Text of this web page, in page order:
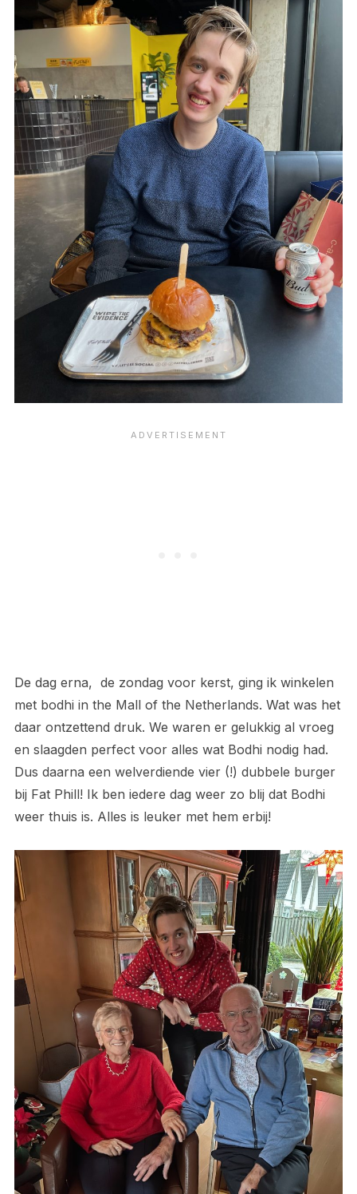
De dag erna, de zondag voor kerst, ging ik winkelen
met bodhi in the Mall of the Netherlands. Wat was het
daar ontzettend druk. We waren er gelukkig al vroeg
en slaagden perfect voor alles wat Bodhi nodig had.
Dus daarna een welverdiende vier (!) dubbele burger
bij Fat Phill! Ik ben iedere dag weer zo blij dat Bodhi
weer thuis is. Alles is leuker met hem erbij!